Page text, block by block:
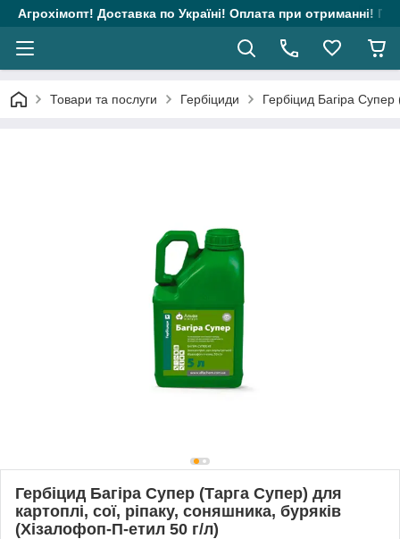
Агрохімопт! Доставка по Україні! Оплата при отриманні!
Товари та послуги Гербіциди Гербіцид Багіра
Гербіцид Багіра Супер (Тарга Супер) для
картоплі, сої, ріпаку, соняшника, буряків
(Хізалофоп-П-етил 50 г/л)